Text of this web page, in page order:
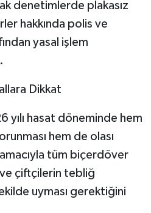
denetimlerde plakasız
hakkında polis ve
yasal işlem
Dikkat
yılı hasat döneminde hem
hem de olası
tüm biçerdöver
çiftçilerin tebliğ
uyması gerektiğini